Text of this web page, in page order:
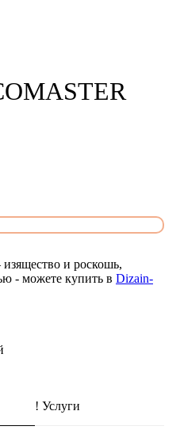
и роскошь,
- можете купить в Dizain-
! Услуги